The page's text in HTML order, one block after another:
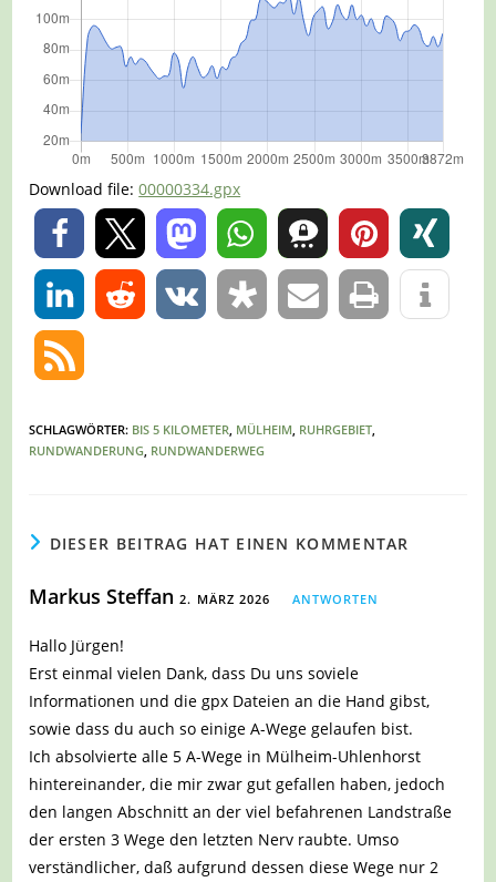
Download file:00000334.gpx
0
0
SCHLAGWÖRTER: BIS 5 KILOMETER MÜLHEIM RUHRGEBIET
RUNDWANDERUNG RUNDWANDERWEG
DIESER BEITRAG HAT EINEN KOMMENTAR
Markus Steffan2. MÄRZ 2026 ANTWORTEN
Hallo Jürgen!
Erst einmal vielen Dank, dass Du uns soviele
Informationen und die gpx Dateien an die Hand gibst,
sowie dass du auch so einige A-Wege gelaufen bist.
Ich absolvierte alle 5 A-Wege in Mülheim-Uhlenhorst
hintereinander, die mir zwar gut gefallen haben, jedoch
den langen Abschnitt an der viel befahrenen Landstraße
der ersten 3 Wege den letzten Nerv raubte. Umso
verständlicher, daß aufgrund dessen diese Wege nur 2